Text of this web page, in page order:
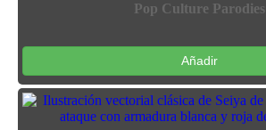
Pop Culture Parodies
Añadir